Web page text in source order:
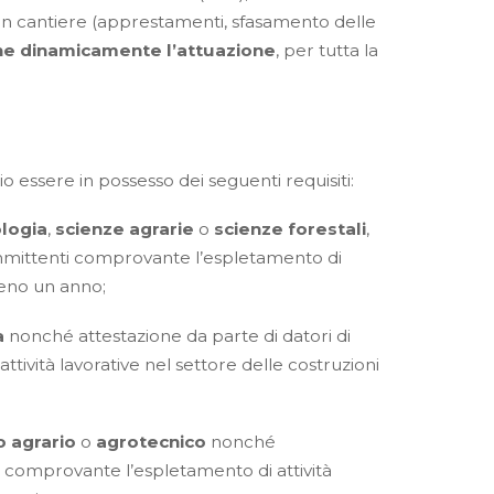
cantiere (apprestamenti, sfasamento delle
dinamicamente l’attuazione, per tutta la
essere in possesso dei seguenti requisiti:
, scienze agrarie o scienze forestali,
comprovante l’espletamento di
un anno;
nonché attestazione da parte di datori di
lavorative nel settore delle costruzioni
agrario o agrotecnico nonché
l’espletamento di attività